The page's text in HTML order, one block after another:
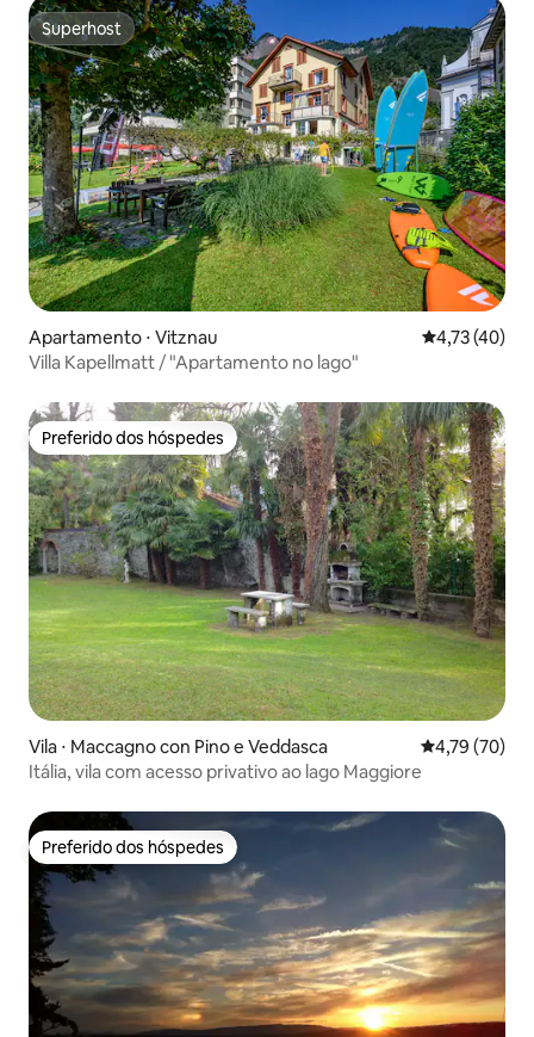
Superhost
Superhost
Apartamento ⋅ Vitznau 4,73 de uma
4,73 (40)
Villa Kapellmatt / "Apartamento no lago"
Preferido dos hóspedes
Preferido dos hóspedes
Vila ⋅ Maccagno con Pino e Veddasca 4,79 de uma
4,79 (70)
Itália, vila com acesso privativo ao lago Maggiore
Preferido dos hóspedes
Preferido dos hóspedes